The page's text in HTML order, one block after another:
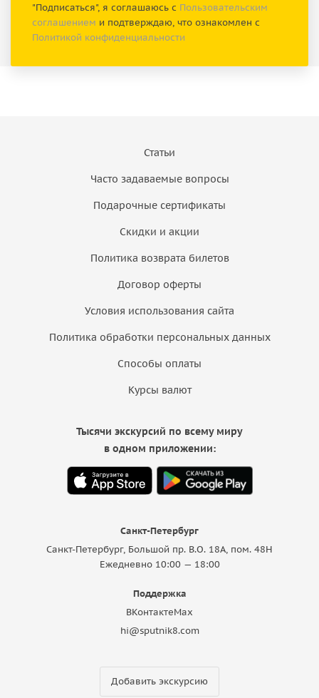
"Подписаться", я соглашаюсь с Пользовательским
соглашением и подтверждаю, что ознакомлен с
Политикой конфиденциальности
Статьи
Часто задаваемые вопросы
Подарочные сертификаты
Скидки и акции
Политика возврата билетов
Договор оферты
Условия использования сайта
Политика обработки персональных данных
Способы оплаты
Курсы валют
Санкт-Петербург
Санкт-Петербург, Большой пр. В.О. 18A, пом. 48Н
Ежедневно 10:00 — 18:00
Поддержка
ВКонтактеMax
hi@sputnik8.com
Добавить экскурсию
Тысячи экскурсий по всему миру
в одном приложении: